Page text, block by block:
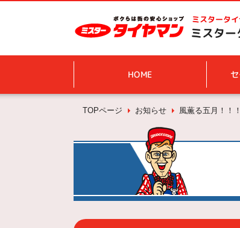
ミスタータ
ミスタ
HOME
TOPページ お知らせ 風薫る五月！！